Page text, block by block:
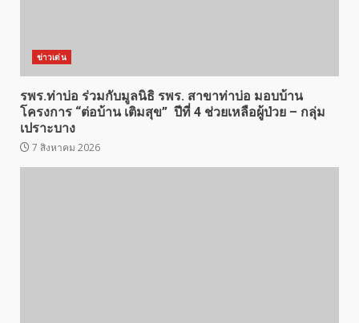
ข่าวเด่น
รพร.ท่าบ่อ ร่วมกับมูลนิธิ รพร. สาขาท่าบ่อ มอบบ้าน
โครงการ “ต่อบ้าน เติมสุข” ปีที่ 4 ช่วยเหลือผู้ป่วย – กลุ่ม
เปราะบาง
7 สิงหาคม 2026